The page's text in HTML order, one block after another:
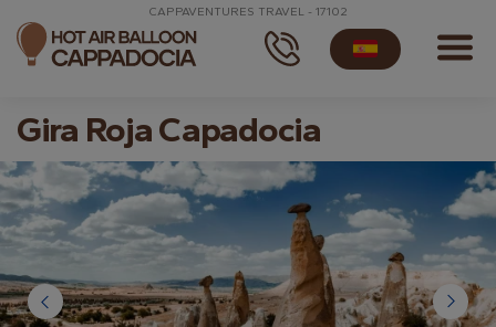
CAPPAVENTURES TRAVEL - 17102
Gira Roja Capadocia